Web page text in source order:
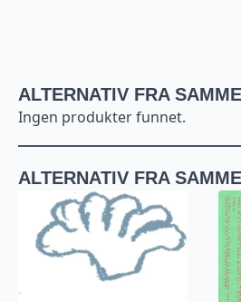
ALTERNATIV FRA
Ingen produkter funnet.
ALTERNATIV FRA